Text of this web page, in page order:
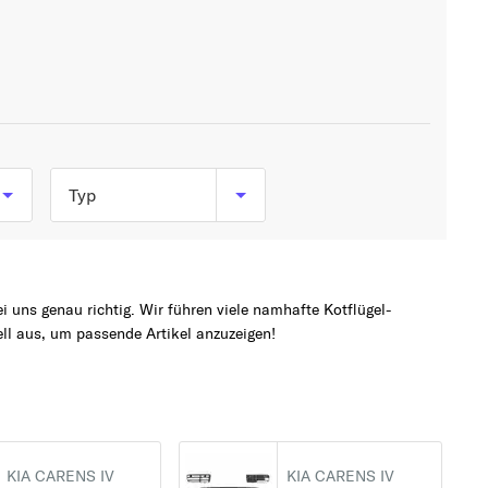
Typ
1.7 CRDi (116 PS, 85
kW)
1.7 CRDi (141 PS, 104
kW)
uns genau richtig. Wir führen viele namhafte Kotflügel-
aus, um passende Artikel anzuzeigen!
KIA CARENS IV KIA CARENS IV